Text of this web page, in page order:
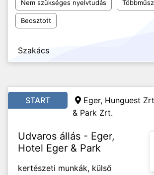
Nem szükséges nyelvtudás
Beosztott
Szakács
START
Eger, Hunguest
& Park Zrt.
Udvaros állás - Eger,
Hotel Eger & Park
kertészeti munkák, külső